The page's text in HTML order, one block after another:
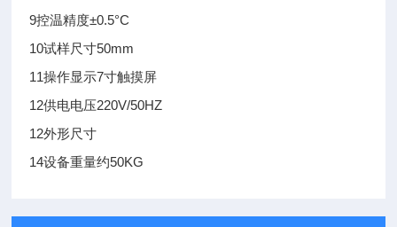
9控温精度±0.5°C
10试样尺寸50mm
11操作显示7寸触摸屏
12供电电压220V/50HZ
12外形尺寸
14设备重量约50KG